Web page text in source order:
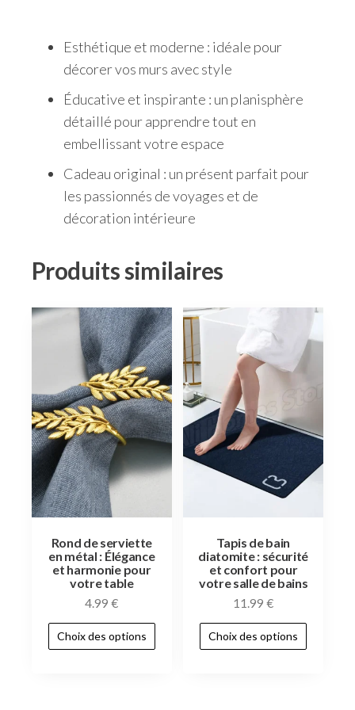
Esthétique et moderne : idéale pour
décorer vos murs avec style
Éducative et inspirante : un planisphère
détaillé pour apprendre tout en
embellissant votre espace
Cadeau original : un présent parfait pour
les passionnés de voyages et de
décoration intérieure
Produits similaires
Rond de serviette
en métal : Élégance
et harmonie pour
votre table
4.99€
Choix des options
Tapis de bain
diatomite : sécurité
et confort pour
votre salle de bains
11.99€
Choix des options